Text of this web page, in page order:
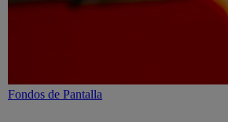
Fondos de Pantalla